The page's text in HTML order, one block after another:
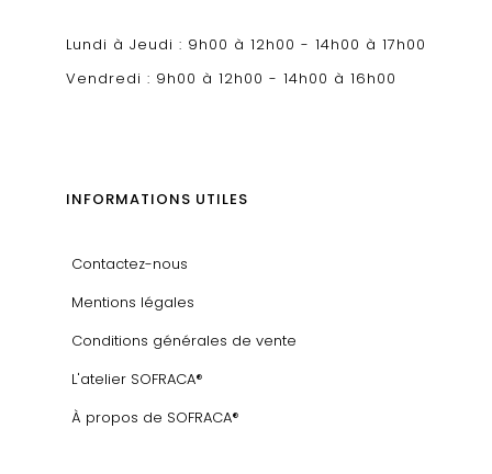
Lundi à Jeudi : 9h00 à 12h00 - 14h00 à 17h00
Vendredi : 9h00 à 12h00 - 14h00 à 16h00
INFORMATIONS UTILES
Contactez-nous
Mentions légales
Conditions générales de vente
L'atelier SOFRACA®
À propos de SOFRACA®